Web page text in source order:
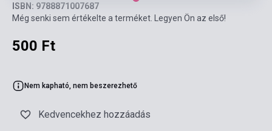
ISBN: 9788871007687
Még senki sem értékelte a terméket. Legyen Ön az első!
500 Ft
Nem kapható, nem beszerezhető
Kedvencekhez hozzáadás